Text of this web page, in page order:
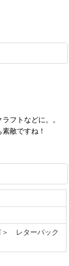
フトなどに。。
敵ですね！
＞ レターパック